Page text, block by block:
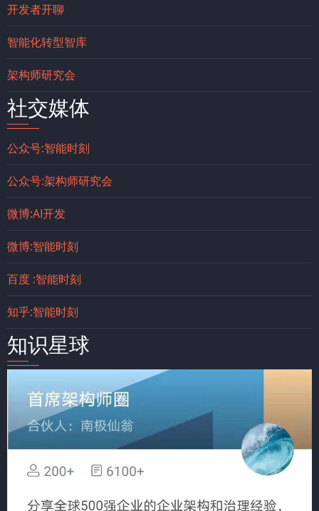
开发者开聊
智能化转型智库
架构师研究会
社交媒体
公众号:智能时刻
公众号:架构师研究会
微博:AI开发
微博:智能时刻
百度 :智能时刻
知乎:智能时刻
知识星球